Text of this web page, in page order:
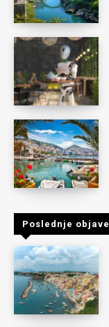
Poslednje objave